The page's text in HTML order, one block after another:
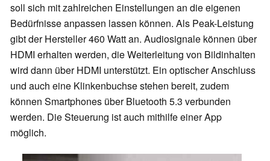
soll sich mit zahlreichen Einstellungen an die eigenen
Bedürfnisse anpassen lassen können. Als Peak-Leistung
gibt der Hersteller 460 Watt an. Audiosignale können über
HDMI erhalten werden, die Weiterleitung von Bildinhalten
wird dann über HDMI unterstützt. Ein optischer Anschluss
und auch eine Klinkenbuchse stehen bereit, zudem
können Smartphones über Bluetooth 5.3 verbunden
werden. Die Steuerung ist auch mithilfe einer App
möglich.